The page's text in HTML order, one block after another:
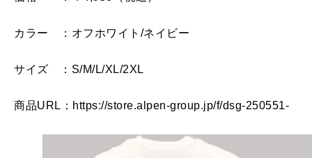
カラー ：オフホワイト/ネイビー
サイズ ：S/M/L/XL/2XL
商品URL：https://store.alpen-group.jp/f/dsg-250551-